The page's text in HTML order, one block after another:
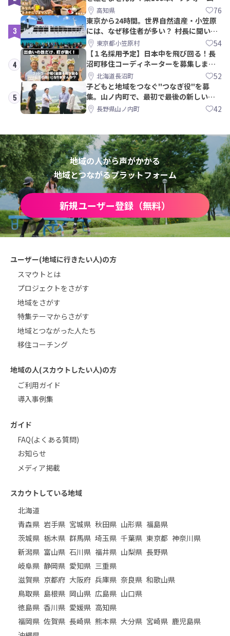
ら約10年！
高知県 76
3
東京から24時間。世界自然遺産・小笠原
には、なぜ移住者が多い？ 村長に聞いて
みた東京都小笠原村 54
4
【１名採用予定】日本中を飛び回る！長
沼町移住コーディネーターを募集しま
す！北海道長沼町 52
5
子どもと地域をつなぐ"つなぎ役"を募
集。山ノ内町で、最初で最後の新しい学
校づくりを一緒に
長野県山ノ内町 42
地域の人から声がかかる
地域とつながるプラットフォーム
新規ユーザー登録（無料）
ユーザー(地域に行きたい人)の方
スマウトとは
プロジェクトをさがす
地域をさがす
特集テーマからさがす
地域とつながった人たち
移住コーチング
地域の人(スカウトしたい人)の方
ご利用ガイド
導入事例集
ガイド
FAQ(よくある質問)
お知らせ
メディア掲載
スカウトしている地域
北海道
青森県 岩手県 宮城県 秋田県 山形県 福島県
茨城県 栃木県 群馬県 埼玉県 千葉県 東京都 神奈川県
新潟県 富山県 石川県 福井県 山梨県 長野県
岐阜県 静岡県 愛知県 三重県
滋賀県 京都府 大阪府 兵庫県 奈良県 和歌山県
鳥取県 島根県 岡山県 広島県 山口県
徳島県 香川県 愛媛県 高知県
福岡県 佐賀県 長崎県 熊本県 大分県 宮崎県 鹿児島県